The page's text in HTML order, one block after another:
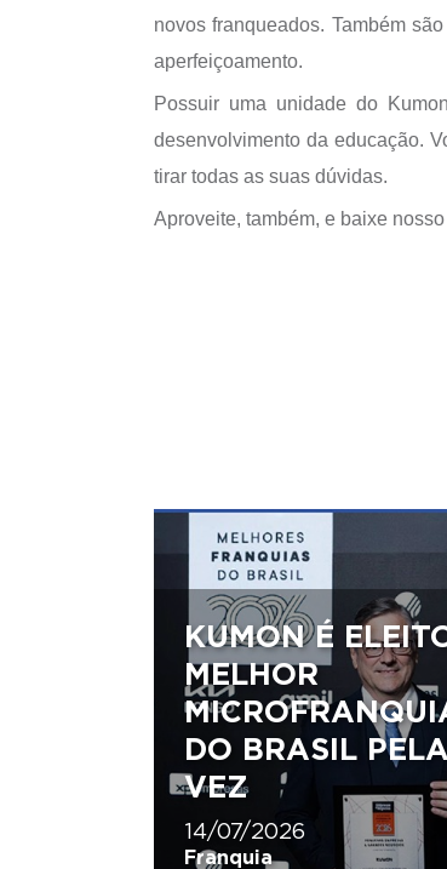
novos franqueados. Também
aperfeiçoamento.
Possuir uma unidade do
desenvolvimento da educação.
tirar todas as suas dúvidas.
Aproveite, também, e baixe
KUMON É
MELHOR
DO BRASIL
VEZ
14/07/2026
Franquia